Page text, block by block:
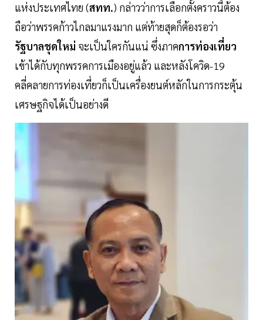
แห่งประเทศไทย (สทท.) กล่าวว่าการเลือกตั้งคราวนี้ต้อง
ถือว่าพรรคก้าวไกลมาแรงมาก แต่ท้ายสุดก็ต้องรอว่า
รัฐบาลชุดใหม่ จะเป็นใครกันแน่ ซึ่งภาคการท่องเที่ยว
เข้าได้กับทุกพรรคการเมืองอยู่แล้ว และหลังโควิด-19
คลี่คลายการท่องเที่ยวก็เป็นเครื่องยนต์หลักในการกระตุ้น
เศรษฐกิจได้เป็นอย่างดี